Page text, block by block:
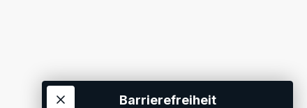
Barrierefreiheit